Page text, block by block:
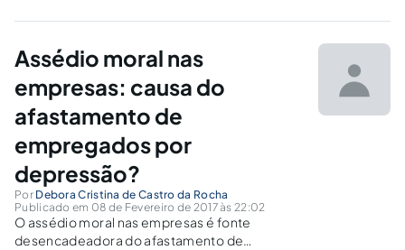
do dano moral.
Assédio moral nas
empresas: causa do
afastamento de
empregados por
depressão?
Por Debora Cristina de Castro da Rocha
Publicado em 08 de Fevereiro de 2017 às 22:02
O assédio moral nas empresas é fonte
desencadeadora do afastamento de